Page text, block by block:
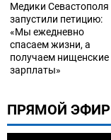
Медики Севастополя
запустили петицию:
«Мы ежедневно
спасаем жизни, а
получаем нищенские
зарплаты»
ПРЯМОЙ ЭФИР